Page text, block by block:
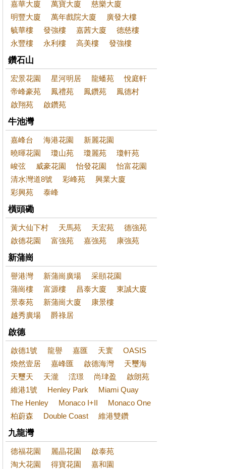
嘉華大廈
萬寶大廈
慈樂大廈
明豐大廈
萬年戲院大廈
廣發大樓
毓華樓
發強樓 嘉茜大廈
德慈樓
永豐樓
永利樓 高美樓 發強樓
鑽石山
宏景花園 星河明居 龍蟠苑
悅庭軒
帝峰豪苑
鳳禮苑 鳳鑽苑
鳳德村
啟翔苑
啟鑽苑
牛池灣
嘉峰台 海港花園
新麗花園
曉暉花園
瓊山苑 瓊麗苑
瓊軒苑
峻弦
威豪花園 怡發花園
怡富花園
清水灣道8號
彩峰苑
興業大廈
彩興苑
泰峰
橫頭磡
黃大仙下村 天馬苑 天宏苑
德強苑
啟德花園
富強苑 嘉強苑 康強苑
新蒲崗
譽港灣 新蒲崗廣場
采頤花園
蒲崗樓
富源樓 昌泰大廈
東誠大廈
景泰苑
新蒲崗大廈
康景樓
越秀廣場
爵祿居
啟德
啟德1號 龍譽 嘉匯 天寰
OASIS
煥然壹居
嘉峰匯 啟德海灣
天璽海
天璽天
天瀧 澐璟 尚珒盈
啟朗苑
維港1號
Henley Park
Miami Quay
The Henley
Monaco I+II
Monaco One
柏蔚森
Double Coast 維港雙鑽
九龍灣
德福花園 麗晶花園
啟泰苑
淘大花園
得寶花園 嘉和園